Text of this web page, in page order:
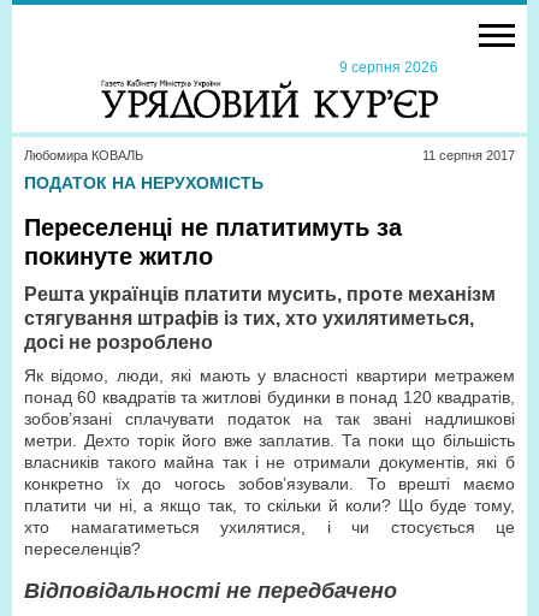
9 серпня 2026
Любомира КОВАЛЬ 11 серпня 2017
ПОДАТОК НА НЕРУХОМІСТЬ
Переселенці не платитимуть за
покинуте житло
Решта українців платити мусить, проте механізм
стягування штрафів із тих, хто ухилятиметься,
досі не розроблено
Як відомо, люди, які мають у власності квартири метражем
понад 60 квадратів та житлові будинки в понад 120 квадратів,
зобов’язані сплачувати податок на так звані надлишкові
метри. Дехто торік його вже заплатив. Та поки що більшість
власників такого майна так і не отримали документів, які б
конкретно їх до чогось зобов’язували. То врешті маємо
платити чи ні, а якщо так, то скільки й коли? Що буде тому,
хто намагатиметься ухилятися, і чи стосується це
переселенців?
Відповідальності не передбачено